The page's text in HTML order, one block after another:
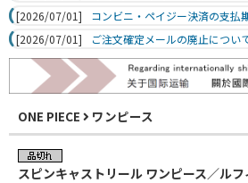
[2026/07/01]
コンビニ・ペイジー決済の支払
[2026/07/01]
ご注文確定メールの廃止につい
ONE PIECE ワンピース
スピンキャストリール ワンピース／ル